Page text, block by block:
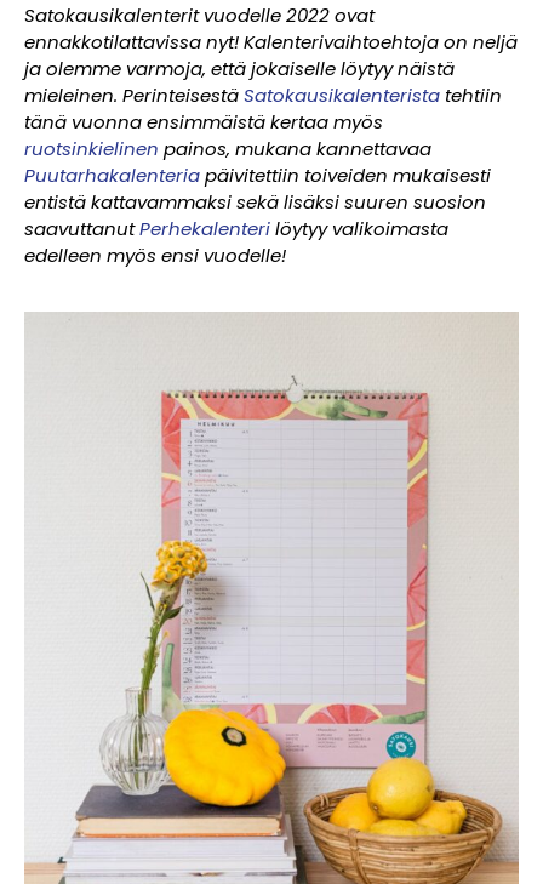
Satokausikalenterit vuodelle 2022 ovat
ennakkotilattavissa nyt! Kalenterivaihtoehtoja on neljä
ja olemme varmoja, että jokaiselle löytyy näistä
mieleinen. PerinteisestäSatokausikalenterista tehtiin
tänä vuonna ensimmäistä kertaa myös
ruotsinkielinen painos, mukana kannettavaa
Puutarhakalenteriapäivitettiin toiveiden mukaisesti
entistä kattavammaksi sekälisäksi suuren suosion
saavuttanutPerhekalenterilöytyy valikoimasta
edelleen myös ensi vuodelle!